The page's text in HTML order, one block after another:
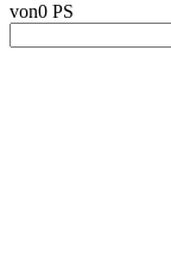
von0 PS